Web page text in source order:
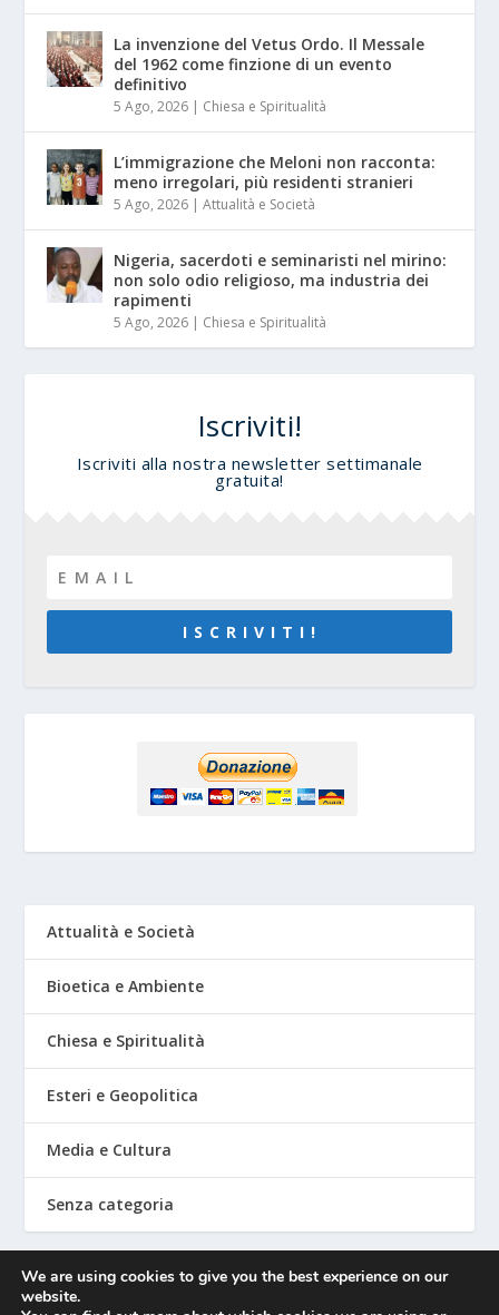
La invenzione del Vetus Ordo. Il Messale
del 1962 come finzione di un evento
definitivo
5 Ago, 2026 | Chiesa e Spiritualità
L’immigrazione che Meloni non racconta:
meno irregolari, più residenti stranieri
5 Ago, 2026 |Attualità e Società
Nigeria, sacerdoti e seminaristi nel mirino:
non solo odio religioso, ma industria dei
rapimenti
5 Ago, 2026 | Chiesa e Spiritualità
Iscriviti!
Iscriviti alla nostra newsletter settimanale
gratuita!
I S C R I V I T I !
Attualità e Società
Bioetica e Ambiente
Chiesa e Spiritualità
Esteri e Geopolitica
Media e Cultura
Senza categoria
Mediafighter
We are using cookies to give you the best experience on our
website.